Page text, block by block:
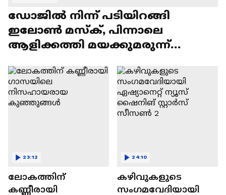
ഡോജിൽ നിന്ന് പടിയിറങ്ങി
ഇലോൺ മസ്ക്, പിന്നാലെ
ആളിക്കത്തി മയക്കുമരുന്ന്
ലോകത്തിന്
കണ്ണീരായി
23:12
കഴിവുകളുടെ
സംഗമവേദിയായി
24:10